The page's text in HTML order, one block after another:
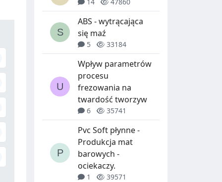
C
ABS - wytrącająca
się maź
5 33184
Wpływ parametrów
procesu
frezowania na
twardość tworzyw
6 35741
Pvc Soft płynne -
Produkcja mat
barowych -
ociekaczy.
1 39571